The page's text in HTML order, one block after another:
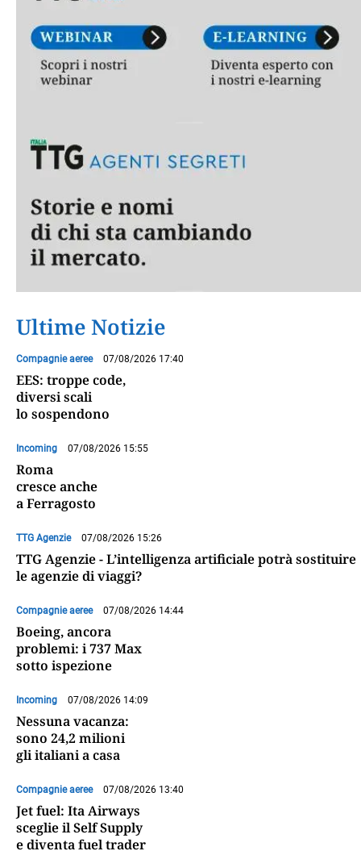
Ultime Notizie
Compagnie aeree 07/08/2026 17:40
EES: troppe code,
diversi scali
lo sospendono
Incoming 07/08/2026 15:55
Roma
cresce anche
a Ferragosto
TTG Agenzie 07/08/2026 15:26
TTG Agenzie - L’intelligenza artificiale potrà sostituire
le agenzie di viaggi?
Compagnie aeree 07/08/2026 14:44
Boeing, ancora
problemi: i 737 Max
sotto ispezione
Incoming 07/08/2026 14:09
Nessuna vacanza:
sono 24,2 milioni
gli italiani a casa
Compagnie aeree 07/08/2026 13:40
Jet fuel: Ita Airways
sceglie il Self Supply
e diventa fuel trader